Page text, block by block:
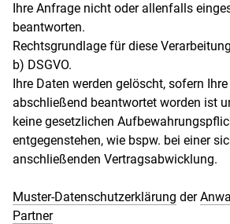
Ihre Anfrage nicht oder allenfalls
beantworten.
Rechtsgrundlage für diese
b) DSGVO.
Ihre Daten werden gelöscht, sofern
abschließend beantwortet worden ist
keine gesetzlichen
entgegenstehen, wie bspw. bei einer
anschließenden Vertragsabwicklung.
Muster-Datenschutzerklärung der
Partner